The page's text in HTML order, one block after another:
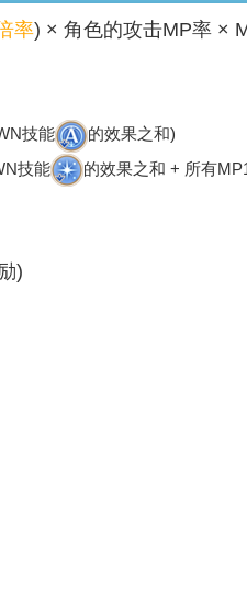
率) × 角色的攻击MP率 ×
技能
的效果之和)
技能 的效果之和 + 所有
)